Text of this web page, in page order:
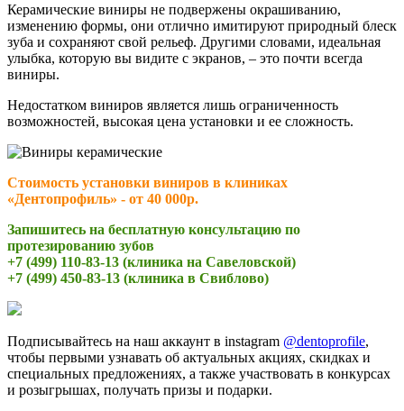
Керамические виниры не подвержены окрашиванию,
изменению формы, они отлично имитируют природный блеск
зуба и сохраняют свой рельеф. Другими словами, идеальная
улыбка, которую вы видите с экранов, – это почти всегда
виниры.
Недостатком виниров является лишь ограниченность
возможностей, высокая цена установки и ее сложность.
Стоимость установки виниров в клиниках
«Дентопрофиль» - от 40 000р.
Запишитесь на бесплатную консультацию по
протезированию зубов
+7 (499) 110-83-13 (клиника на Савеловской)
+7 (499) 450-83-13 (клиника в Свиблово)
Подписывайтесь на наш аккаунт в instagram @dentoprofile,
чтобы первыми узнавать об актуальных акциях, скидках и
специальных предложениях, а также участвовать в конкурсах
и розыгрышах, получать призы и подарки.